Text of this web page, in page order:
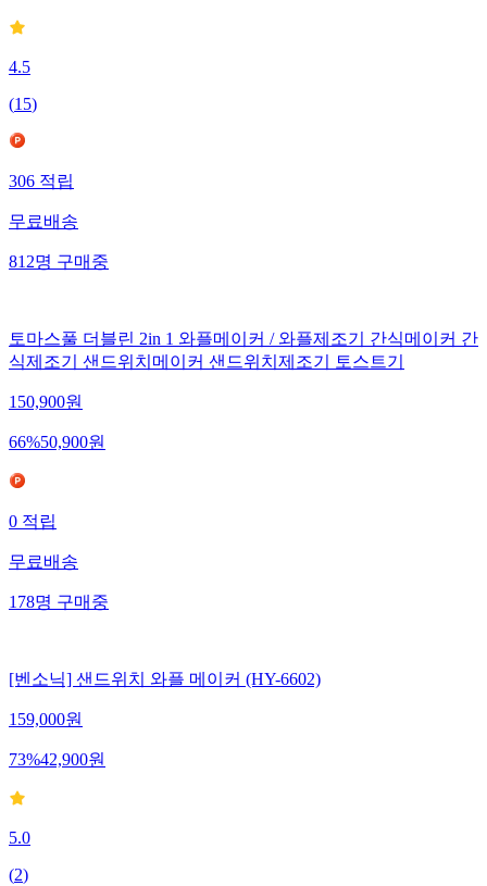
4.5
(15)
306 적립
무료배송
812명 구매중
토마스풀 더블린 2in 1 와플메이커 / 와플제조기 간식메이커 간
식제조기 샌드위치메이커 샌드위치제조기 토스트기
150,900원
66%50,900원
0 적립
무료배송
178명 구매중
[벤소닉] 샌드위치 와플 메이커 (HY-6602)
159,000원
73%42,900원
5.0
(2)